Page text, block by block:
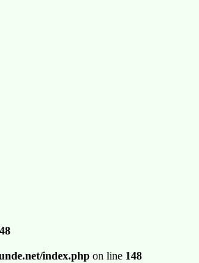
index.php on line 148